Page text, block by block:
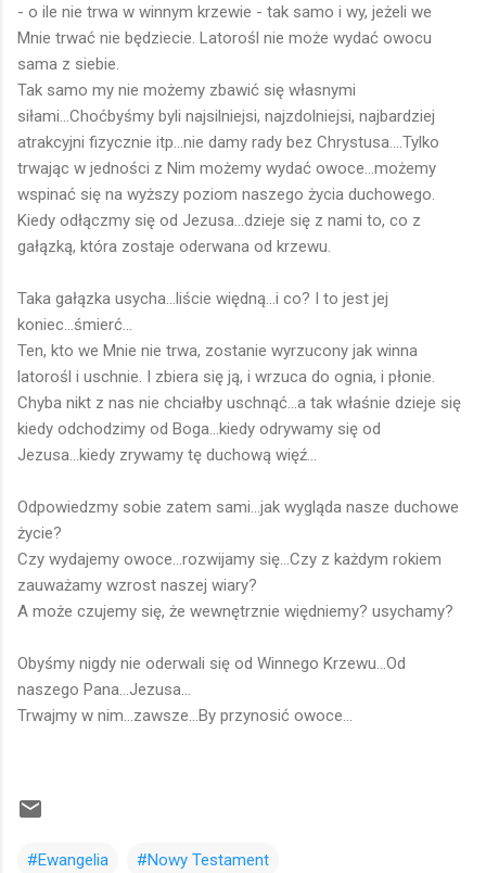
- o ile nie trwa w winnym krzewie - tak samo i wy, jeżeli we
Mnie trwać nie będziecie. Latorośl nie może wydać owocu
sama z siebie.
Tak samo my nie możemy zbawić się własnymi
siłami...Choćbyśmy byli najsilniejsi, najzdolniejsi, najbardziej
atrakcyjni fizycznie itp...nie damy rady bez Chrystusa....Tylko
trwając w jedności z Nim możemy wydać owoce...możemy
wspinać się na wyższy poziom naszego życia duchowego.
Kiedy odłączmy się od Jezusa...dzieje się z nami to, co z
gałązką, która zostaje oderwana od krzewu.
Taka gałązka usycha...liście więdną...i co? I to jest jej
koniec...śmierć...
Ten, kto we Mnie nie trwa, zostanie wyrzucony jak winna
latorośl i uschnie. I zbiera się ją, i wrzuca do ognia, i płonie.
Chyba nikt z nas nie chciałby uschnąć...a tak właśnie dzieje się
kiedy odchodzimy od Boga...kiedy odrywamy się od
Jezusa...kiedy zrywamy tę duchową więź...
Odpowiedzmy sobie zatem sami...jak wygląda nasze duchowe
życie?
Czy wydajemy owoce...rozwijamy się...Czy z każdym rokiem
zauważamy wzrost naszej wiary?
A może czujemy się, że wewnętrznie więdniemy? usychamy?
Obyśmy nigdy nie oderwali się od Winnego Krzewu...Od
naszego Pana...Jezusa...
Trwajmy w nim...zawsze...By przynosić owoce...
#Ewangelia #Nowy Testament